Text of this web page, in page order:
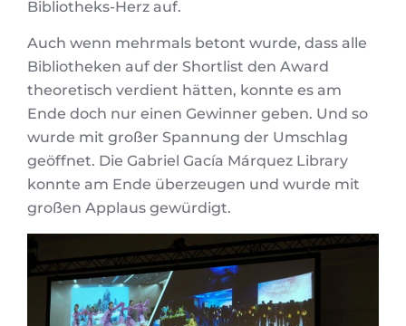
Bibliotheks-Herz auf.
Auch wenn mehrmals betont wurde, dass alle
Bibliotheken auf der Shortlist den Award
theoretisch verdient hätten, konnte es am
Ende doch nur einen Gewinner geben. Und so
wurde mit großer Spannung der Umschlag
geöffnet. Die Gabriel Gacía Márquez Library
konnte am Ende überzeugen und wurde mit
großen Applaus gewürdigt.